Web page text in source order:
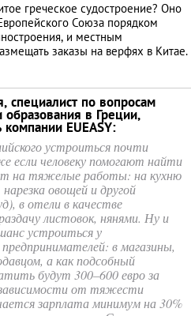
греческое судостроение? Оно
Союза порядком
и местным
заказы на верфях в Китае.
специалист по вопросам
в Греции,
компании EUEASY:
устроиться почти
если человеку помогают найти
на тяжелые работы: на кухню
овощей и другой
в отели в качестве
листовок, нянями. Ну и
устроиться у
в магазины,
а как подсобный
будут 300–600 евро за
от тяжести
зарплата минимум на 30%